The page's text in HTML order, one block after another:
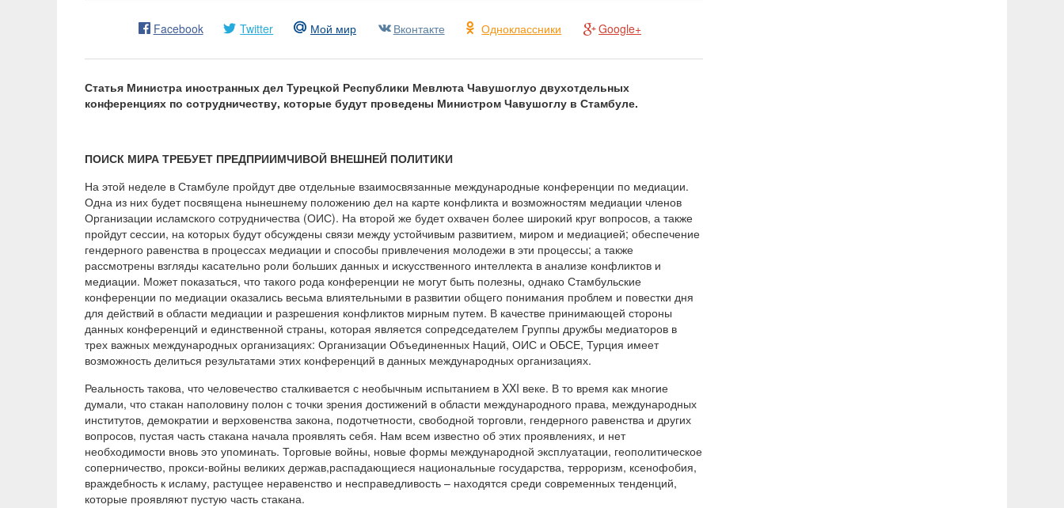
Facebook Twitter Мой мир Вконтакте Одноклассники Google+
Статья Министра иностранных дел Турецкой Республики Мевлюта Чавушоглуо двухотдельных
конференциях по сотрудничеству, которые будут проведены Министром Чавушоглу в Стамбуле.
ПОИСК МИРА ТРЕБУЕТ ПРЕДПРИИМЧИВОЙ ВНЕШНЕЙ ПОЛИТИКИ
На этой неделе в Стамбуле пройдут две отдельные взаимосвязанные международные конференции по медиации.
Одна из них будет посвящена нынешнему положению дел на карте конфликта и возможностям медиации членов
Организации исламского сотрудничества (ОИС). На второй же будет охвачен более широкий круг вопросов, а также
пройдут сессии, на которых будут обсуждены связи между устойчивым развитием, миром и медиацией; обеспечение
гендерного равенства в процессах медиации и способы привлечения молодежи в эти процессы; а также
рассмотрены взгляды касательно роли больших данных и искусственного интеллекта в анализе конфликтов и
медиации. Может показаться, что такого рода конференции не могут быть полезны, однако Стамбульские
конференции по медиации оказались весьма влиятельными в развитии общего понимания проблем и повестки дня
для действий в области медиации и разрешения конфликтов мирным путем. В качестве принимающей стороны
данных конференций и единственной страны, которая является сопредседателем Группы дружбы медиаторов в
трех важных международных организациях: Организации Объединенных Наций, ОИС и ОБСЕ, Турция имеет
возможность делиться результатами этих конференций в данных международных организациях.
Реальность такова, что человечество сталкивается с необычным испытанием в XXI веке. В то время как многие
думали, что стакан наполовину полон с точки зрения достижений в области международного права, международных
институтов, демократии и верховенства закона, подотчетности, свободной торговли, гендерного равенства и других
вопросов, пустая часть стакана начала проявлять себя. Нам всем известно об этих проявлениях, и нет
необходимости вновь это упоминать. Торговые войны, новые формы международной эксплуатации, геополитическое
соперничество, прокси-войны великих держав,распадающиеся национальные государства, терроризм, ксенофобия,
враждебность к исламу, растущее неравенство и несправедливость – находятся среди современных тенденций,
которые проявляют пустую часть стакана.